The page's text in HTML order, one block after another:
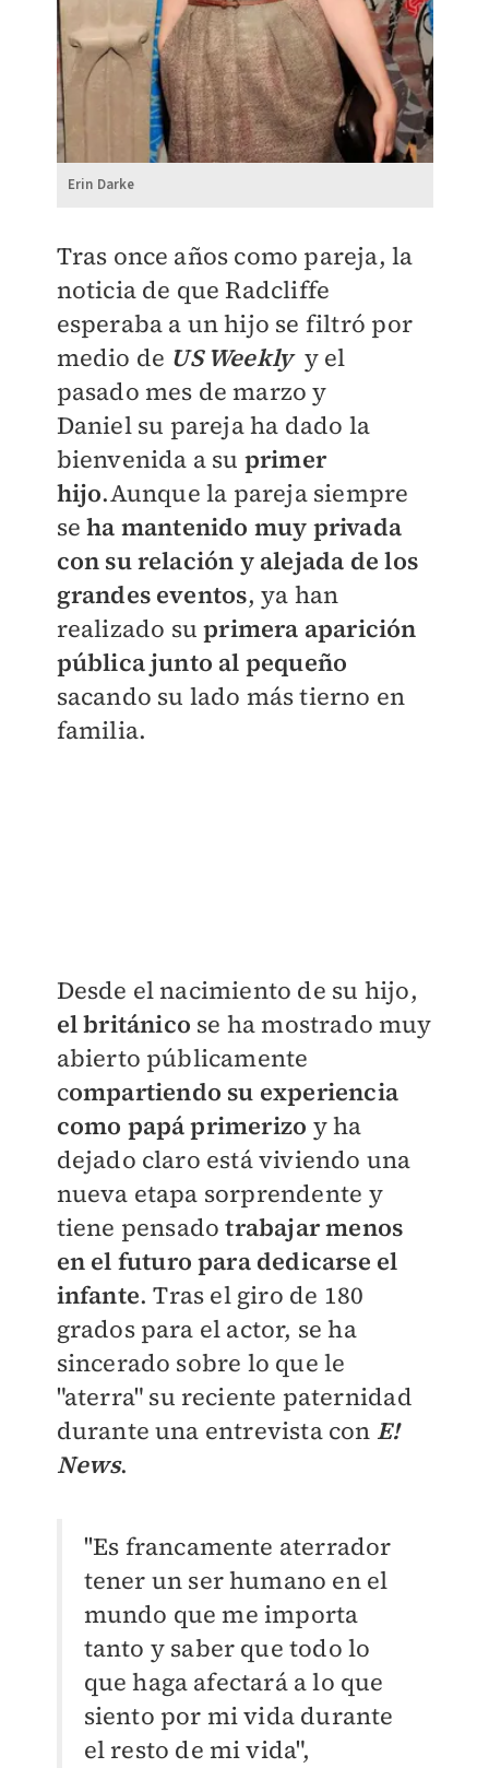
Erin Darke
Tras once años como pareja, la
noticia de que Radcliffe
esperaba a un hijo se filtró por
medio de US Weekly y el
pasado mes de marzo y
Daniel su pareja ha dado la
bienvenida a su primer
hijo.Aunque la pareja siempre
seha mantenido muy privada
con su relación y alejada de los
grandes eventos, ya han
realizado suprimera aparición
pública junto al pequeño
sacando su lado más tierno en
familia.
Desde el nacimiento de su hijo,
el británico se ha mostrado muy
abierto públicamente
compartiendo su experiencia
como papá primerizo y ha
dejado claro está viviendo una
nueva etapa sorprendente y
tiene pensado trabajar menos
en el futuro para dedicarse el
infante.Tras el giro de 180
grados para el actor, se ha
sincerado sobre lo que le
"aterra" su reciente paternidad
durante una entrevista con E!
News.
''Es francamente aterrador
tener un ser humano en el
mundo que me importa
tanto y saber que todo lo
que haga afectará a lo que
siento por mi vida durante
el resto de mi vida",